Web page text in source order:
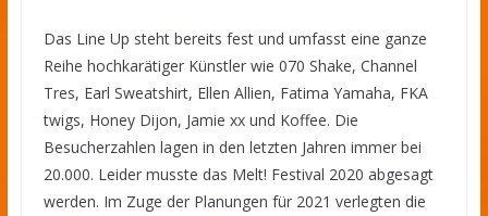
Das Line Up steht bereits fest und umfasst eine ganze
Reihe hochkarätiger Künstler wie 070 Shake, Channel
Tres, Earl Sweatshirt, Ellen Allien, Fatima Yamaha, FKA
twigs, Honey Dijon, Jamie xx und Koffee. Die
Besucherzahlen lagen in den letzten Jahren immer bei
20.000. Leider musste das Melt! Festival 2020 abgesagt
werden. Im Zuge der Planungen für 2021 verlegten die